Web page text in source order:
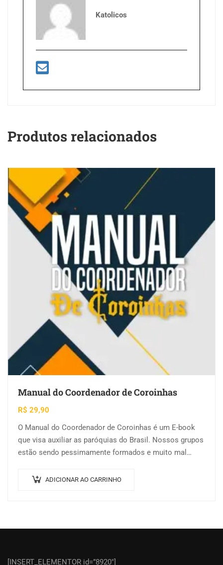
Katolicos
Produtos relacionados
Manual do Coordenador de Coroinhas
R$ 29,90
O Manual do Coordenador de Coroinhas é um E-book
que visa auxiliar as paróquias do Brasil. Nossos grupos
estão sendo pessimamente formados e muito mal
ADICIONAR AO CARRINHO
[INSERT_ELEMENTOR id=”8920″]